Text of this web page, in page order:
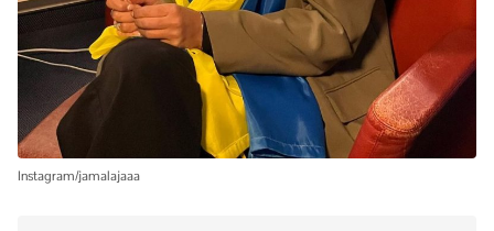
Instagram/jamalajaaa